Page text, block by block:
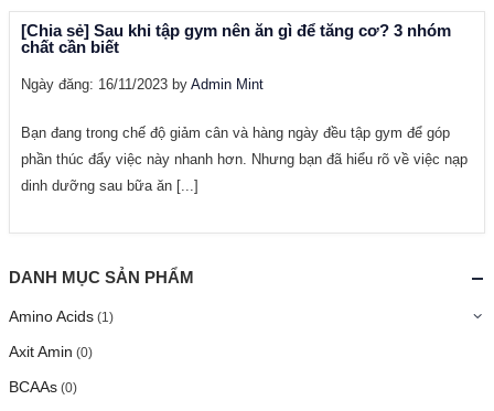
[Chia sẻ] Sau khi tập gym nên ăn gì để tăng cơ? 3 nhóm
chất cần biết
Ngày đăng: 16/11/2023 by Admin Mint
Bạn đang trong chế độ giảm cân và hàng ngày đều tập gym để góp
phần thúc đẩy việc này nhanh hơn. Nhưng bạn đã hiểu rõ về việc nạp
dinh dưỡng sau bữa ăn [...]
DANH MỤC SẢN PHẨM
Amino Acids (1)
Axit Amin (0)
BCAAs (0)